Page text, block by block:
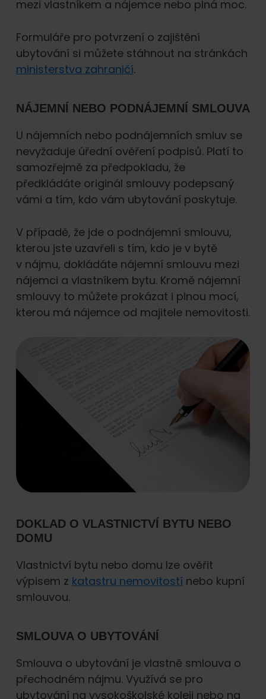
mezi vlastníkem a nájemce nebo plná moc.
Formuláře pro potvrzení o zajištění
ubytování si můžete stáhnout na stránkách
ministerstva zahraničí.
NÁJEMNÍ NEBO PODNÁJEMNÍ SMLOUVA
U nájemních nebo podnájemních smluv se
nevyžaduje úřední ověření podpisů. Platí to
samozřejmě za předpokladu, že
předkládáte originál smlouvy podepsaný
vámi a tím, kdo vám ubytování poskytuje.
V případě, že jde o podnájemní smlouvu,
kterou jste uzavřeli s tím, kdo je v bytě
v nájmu, dokládáte nájemní smlouvu mezi
nájemci a vlastníkem bytu. Kromě nájemní
smlouvy to můžete prokázat i plnou mocí,
kterou má nájemce od majitele nemovitosti.
DOKLAD O VLASTNICTVÍ BYTU NEBO
DOMU
Vlastnictví bytu nebo domu lze ověřit
výpisem z katastru nemovitostínebo kupní
smlouvou.
SMLOUVA O UBYTOVÁNÍ
Smlouva o ubytování je vlastně smlouva o
přechodném nájmu. Využívá se pro
ubytování na vysokoškolské koleji nebo na